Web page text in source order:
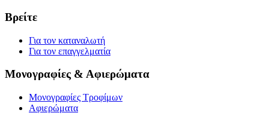
Βρείτε
Για τον καταναλωτή
Για τον επαγγελματία
Μονογραφίες & Αφιερώματα
Μονογραφίες Τροφίμων
Αφιερώματα